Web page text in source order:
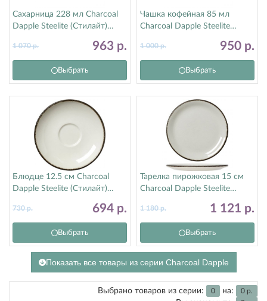
Сахарница 228 мл Charcoal
Dapple Steelite (Стилайт)
963 р.
1 070р.
Выбрать
Чашка кофейная 85 мл
Charcoal Dapple Steelite
950 р.
1 000р.
Выбрать
Блюдце 12.5 см Charcoal
Dapple Steelite (Стилайт)
694 р.
730р.
Выбрать
Тарелка пирожковая 15 см
Charcoal Dapple Steelite
1 121 р.
1 180р.
Выбрать
Показать все товары из серии Charcoal Dapple
Выбрано товаров из серии: 0 на: 0 р.